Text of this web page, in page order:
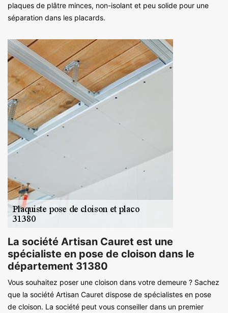
plaques de plâtre minces, non-isolant et peu solide pour une
séparation dans les placards.
La société Artisan Cauret est une
spécialiste en pose de cloison dans le
département 31380
Vous souhaitez poser une cloison dans votre demeure ? Sachez
que la société Artisan Cauret dispose de spécialistes en pose
de cloison. La société peut vous conseiller dans un premier